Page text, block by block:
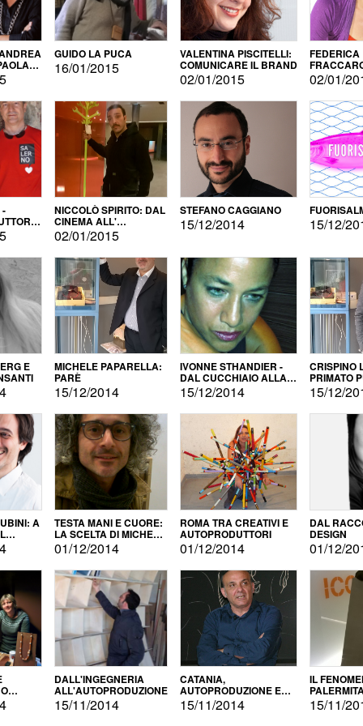
GUIDO LA PUCA
16/01/2015
VALENTINA PISCITELLI:
COMUNICARE IL BRAND
02/01/2015
FEDERICA
LINGUE
02/01/
- NICCOLÒ SPIRITO: DAL
CINEMA ALL'
AUTOPRODUZIONE
02/01/2015
STEFANO CAGGIANO
15/12/2014 15/12/
E MICHELE PAPARELLA:
PARÈ
15/12/2014
IVONNE STHANDIER -
DAL CUCCHIAIO ALLA
CITTÀ
15/12/2014
CRISPINO
PRIMATO
15/12/
A
TESTA MANI E CUORE:
LA SCELTA DI MICHELE
BARBERIO
01/12/2014
ROMA TRA CREATIVI E
AUTOPRODUTTORI
01/12/2014
DAL
DESIGN
01/12/
DALL'INGEGNERIA
ALL'AUTOPRODUZIONE
15/11/2014
CATANIA,
AUTOPRODUZIONE E
COMMERCIALIZZAZIONE
15/11/2014
IL
15/11/